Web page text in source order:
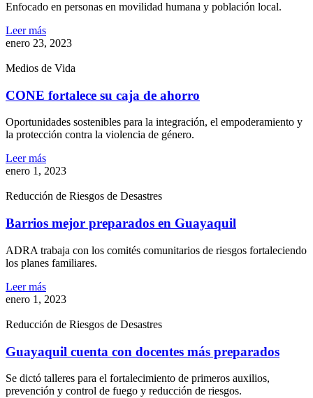
Enfocado en personas en movilidad humana y población local.
Leer más
enero 23, 2023
Medios de Vida
CONE fortalece su caja de ahorro
Oportunidades sostenibles para la integración, el empoderamiento y
la protección contra la violencia de género.
Leer más
enero 1, 2023
Reducción de Riesgos de Desastres
Barrios mejor preparados en Guayaquil
ADRA trabaja con los comités comunitarios de riesgos fortaleciendo
los planes familiares.
Leer más
enero 1, 2023
Reducción de Riesgos de Desastres
Guayaquil cuenta con docentes más preparados
Se dictó talleres para el fortalecimiento de primeros auxilios,
prevención y control de fuego y reducción de riesgos.